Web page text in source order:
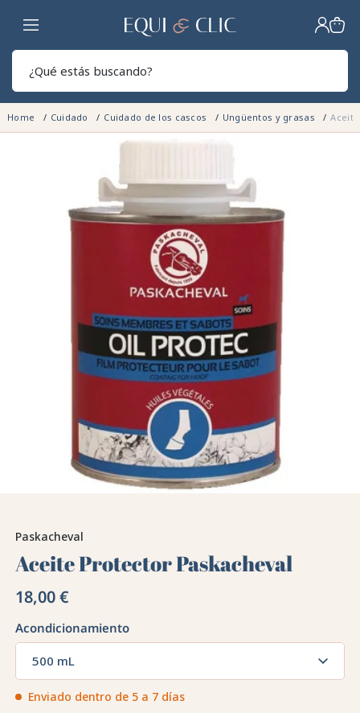
Hogar
Home Cuidado Cuidado de los cascos Ungüentos y grasas
Paskacheval
Aceite Protector Paskacheval
18,00 €
Acondicionamiento
500 mL
Enviado dentro de 5 a 7 días